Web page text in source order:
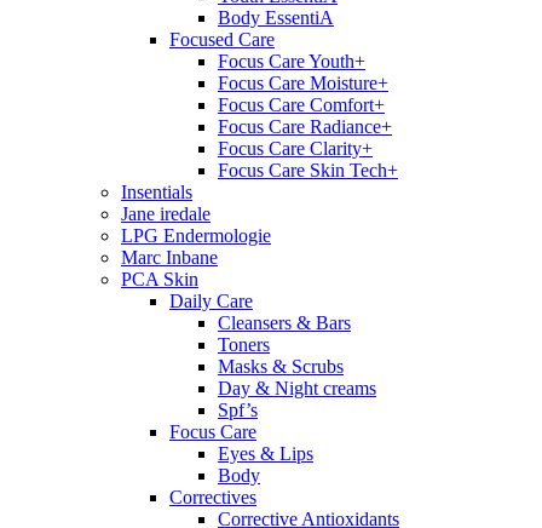
Body EssentiA
Focused Care
Focus Care Youth+
Focus Care Moisture+
Focus Care Comfort+
Focus Care Radiance+
Focus Care Clarity+
Focus Care Skin Tech+
Insentials
Jane iredale
LPG Endermologie
Marc Inbane
PCA Skin
Daily Care
Cleansers & Bars
Toners
Masks & Scrubs
Day & Night creams
Spf’s
Focus Care
Eyes & Lips
Body
Correctives
Corrective Antioxidants